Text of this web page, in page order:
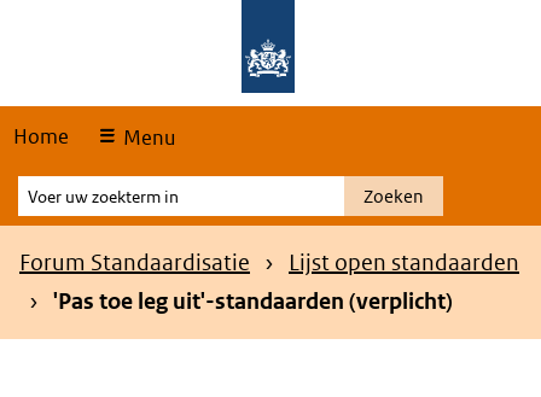
Home Menu
Voer
uw
zoekterm
Zoeken
Kruimelpad
Forum Standaardisatie
Lijst open standaarden
'Pas toe leg uit'-standaarden (verplicht)